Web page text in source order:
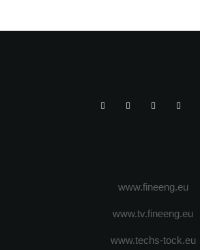
www.fineeng.eu
www.tv.fineeng.eu
www.techs-tock.eu